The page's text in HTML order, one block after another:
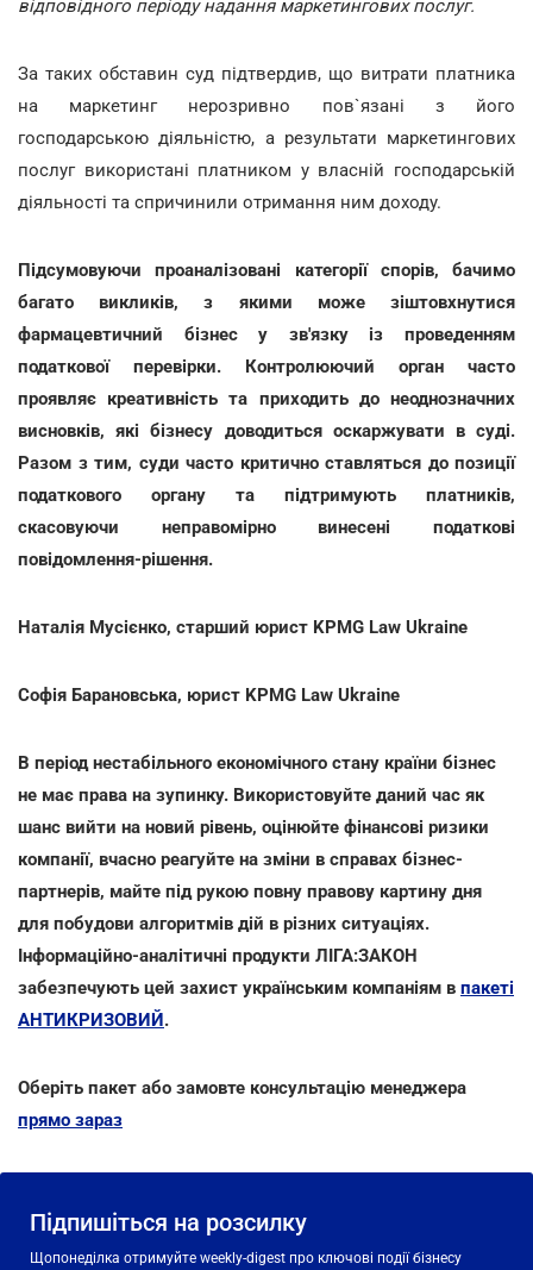
відповідного періоду надання маркетингових послуг.
За таких обставин суд підтвердив, що витрати платника
на маркетинг нерозривно пов`язані з його
господарською діяльністю, а результати маркетингових
послуг використані платником у власній господарській
діяльності та спричинили отримання ним доходу.
Підсумовуючи проаналізовані категорії спорів, бачимо
багато викликів, з якими може зіштовхнутися
фармацевтичний бізнес у зв'язку із проведенням
податкової перевірки. Контролюючий орган часто
проявляє креативність та приходить до неоднозначних
висновків, які бізнесу доводиться оскаржувати в суді.
Разом з тим, суди часто критично ставляться до позиції
податкового органу та підтримують платників,
скасовуючи неправомірно винесені податкові
повідомлення-рішення.
Наталія Мусієнко, старший юрист KPMG Law Ukraine
Софія Барановська, юрист KPMG Law Ukraine
В період нестабільного економічного стану країни бізнес
не має права на зупинку. Використовуйте даний час як
шанс вийти на новий рівень, оцінюйте фінансові ризики
компанії, вчасно реагуйте на зміни в справах бізнес-
партнерів, майте під рукою повну правову картину дня
для побудови алгоритмів дій в різних ситуаціях.
Інформаційно-аналітичні продукти ЛІГА:ЗАКОН
забезпечують цей захист українським компаніям в пакеті
АНТИКРИЗОВИЙ.
Оберіть пакет або замовте консультацію менеджера
прямо зараз
Підпишіться на розсилку
Щопонеділка отримуйте weekly-digest про ключові події бізнесу